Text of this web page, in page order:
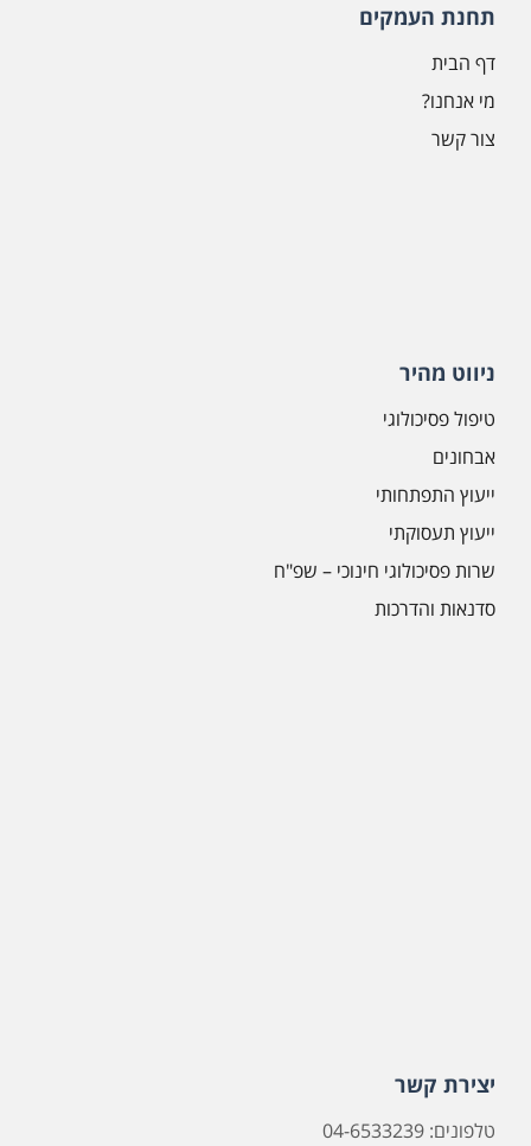
תחנת העמקים
דף הבית
מי אנחנו?
צור קשר
ניווט מהיר
טיפול פסיכולוגי
אבחונים
ייעוץ התפתחותי
ייעוץ תעסוקתי
שרות פסיכולוגי חינוכי – שפ"ח
סדנאות והדרכות
יצירת קשר
טלפונים: 04-6533239